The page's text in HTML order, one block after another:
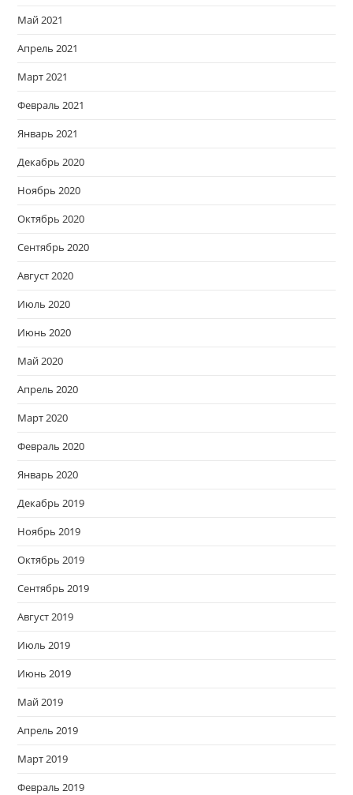
Май 2021
Апрель 2021
Март 2021
Февраль 2021
Январь 2021
Декабрь 2020
Ноябрь 2020
Октябрь 2020
Сентябрь 2020
Август 2020
Июль 2020
Июнь 2020
Май 2020
Апрель 2020
Март 2020
Февраль 2020
Январь 2020
Декабрь 2019
Ноябрь 2019
Октябрь 2019
Сентябрь 2019
Август 2019
Июль 2019
Июнь 2019
Май 2019
Апрель 2019
Март 2019
Февраль 2019